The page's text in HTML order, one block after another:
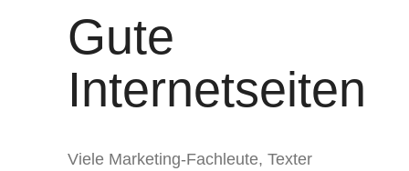
Gute
Internetseiten
Viele Marketing-Fachleute, Texter